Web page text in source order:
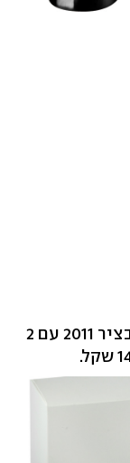
מציע מארז של היין סירה מבציר 2011 עם 2